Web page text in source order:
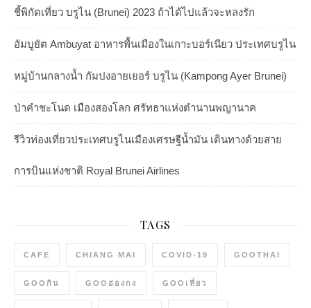
ชี้พิกัดเที่ยว บรูไน (Brunei) 2023 ถ้าได้ไปแล้วจะหลงรัก
อัมบูยัต Ambuyat อาหารพื้นเมืองในเกาะบอร์เนียว ประเทศบรูไน
หมู่บ้านกลางน้ำ กัมปงอายเยอร์ บรูไน (Kampong Ayer Brunei)
ป่าคำชะโนด เมืองสองโลก ศรัทธาแห่งตำนานพญานาค
รีวิวท่องเที่ยวประเทศบรูไนเมืองเศรษฐีน้ำมัน เดินทางด้วยสาย
การบินแห่งชาติ Royal Brunei Airlines
TAGS
CAFE CHIANG MAI COVID-19 GOOTHAI
GOOกิน GOOฮ่องกง GOOเที่ยว